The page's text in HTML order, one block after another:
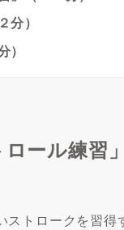
）
ール練習」
ストロークを習得